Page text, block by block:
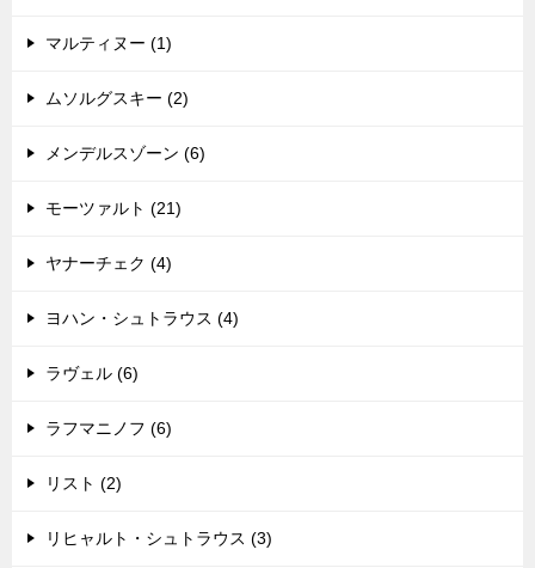
マルティヌー (1)
ムソルグスキー (2)
メンデルスゾーン (6)
モーツァルト (21)
ヤナーチェク (4)
ヨハン・シュトラウス (4)
ラヴェル (6)
ラフマニノフ (6)
リスト (2)
リヒャルト・シュトラウス (3)